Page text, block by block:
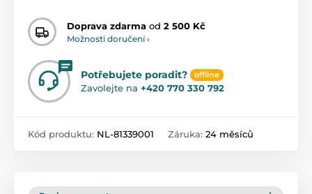
Doprava zdarma od 2 500 Kč
Možnosti doručení ›
Potřebujete poradit? offline
Zavolejte na +420 770 330 792
Kód produktu: NL-81339001 Záruka: 24 měsíců